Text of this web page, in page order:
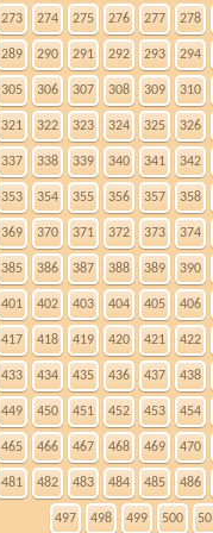
273 274 275 276 277 278
289 290 291 292 293 294
305 306 307 308 309 310
321 322 323 324 325 326
337 338 339 340 341 342
353 354 355 356 357 358
369 370 371 372 373 374
385 386 387 388 389 390
401 402 403 404 405 406
417 418 419 420 421 422
433 434 435 436 437 438
449 450 451 452 453 454
465 466 467 468 469 470
481 482 483 484 485 486
497 498 499 500